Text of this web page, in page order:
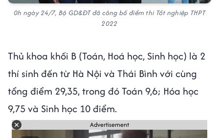
0h ngày 24/7, Bộ GD&ĐT đã công bố điểm thi Tốt nghiệp THPT
2022
Thủ khoa khối B (Toán, Hoá học, Sinh học) là 2
thí sinh đến từ Hà Nội và Thái Bình với cùng
tổng điểm 29,35, trong đó Toán 9,6; Hóa học
9,75 và Sinh học 10 điểm.
Advertisement